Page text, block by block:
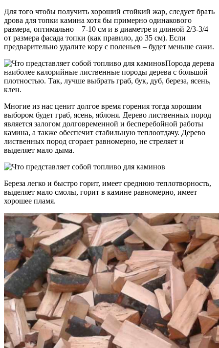
Для того чтобы получить хороший стойкий жар, следует брать
дрова для топки камина хотя бы примерно одинакового
размера, оптимально – 7-10 см и в диаметре и длиной 2/3-3/4
от размера фасада топки (как правило, до 35 см). Если
предварительно удалите кору с поленьев – будет меньше сажи.
Порода дерева
наиболее калорийные лиственные породы дерева с большой
плотностью. Так, лучше выбрать граб, бук, дуб, береза, ясень,
клен.
Многие из нас ценит долгое время горения тогда хорошим
выбором будет граб, ясень, яблоня. Дерево лиственных пород
является залогом долговременной и бесперебойной работы
камина, а также обеспечит стабильную теплоотдачу. Дерево
лиственных пород сгорает равномерно, не стреляет и
выделяет мало дыма.
Береза легко и быстро горит, имеет среднюю теплотворность,
выделяет мало смолы, горит в камине равномерно, имеет
хорошее пламя.